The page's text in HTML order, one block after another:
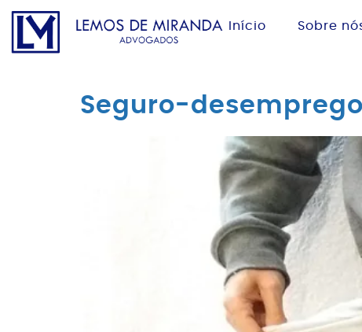
Início Sobre
Seguro-